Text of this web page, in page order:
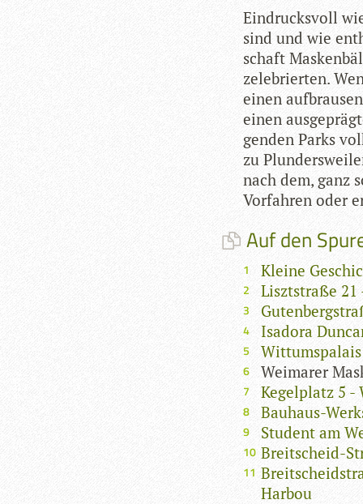
Ein­drucks­voll
sind und wie
schaft
zele­brier­ten.
einen
einen
gen­den Parks
zu
nach dem, ganz
Vor­fah­ren oder
Auf den
Kleine
Lisztstraße 21
Isadora
Weimarer
Kegelplatz 5 -
Bauhaus-
Student am
Breitscheid-
Harbou